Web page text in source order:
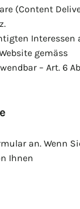
(Content
Interessen
gemäss
– Art. 6
an. Wenn
Ihnen